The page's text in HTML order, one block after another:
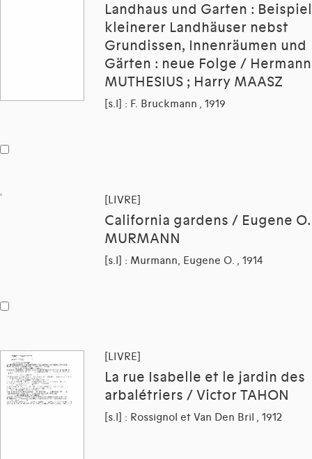
Landhaus und Garten : Beispiel
kleinerer Landhäuser nebst
Grundissen, Innenräumen und
Gärten : neue Folge / Hermann
MUTHESIUS ; Harry MAASZ
[s.l] : F. Bruckmann , 1919
[LIVRE]
California gardens / Eugene O.
MURMANN
[s.l] : Murmann, Eugene O. , 1914
[LIVRE]
La rue Isabelle et le jardin des
arbalétriers / Victor TAHON
[s.l] : Rossignol et Van Den Bril , 1912